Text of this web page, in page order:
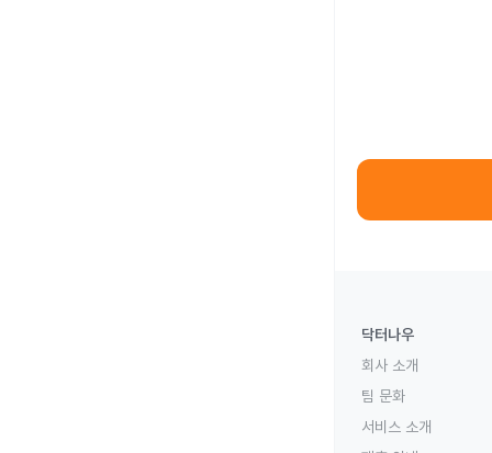
닥터나우
회사 소개
팀 문화
서비스 소개